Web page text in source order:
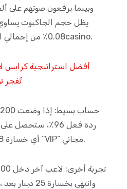
وبينما يرفعون صوتهم على
0.08٪ من إجمالي الرهانات اليومية في 888casino.
أفضل استراتيجية كرابس لا
تُفجر
أي خسارة 8 دينار لا يمكن إرجاعها كـ “VIP” مجاني.